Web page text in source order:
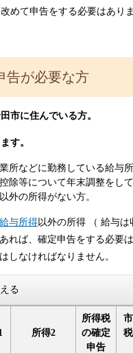
めて申告をする必要はありま
告が必要な方
市に住んでいる方。
す。
所などに勤務している給与
除等について年末調整をし
外の所得がない方。
給与所得以外の所得 （ 給与
れば、確定申告をする必要
しなければなりません。
る
所得2
所得税
の確定
申告